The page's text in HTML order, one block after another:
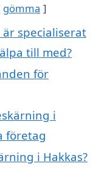
gömma
specialiserat
till med?
för
i
företag
i Hakkas?